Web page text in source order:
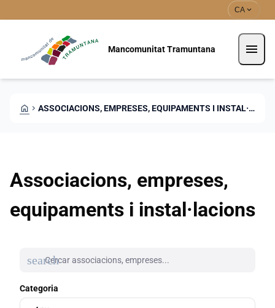
CA expand_more
Mancomunitat Tramuntana menu
HOME CHEVRON_RIGHT ASSOCIACIONS, EMPRESES, EQUIPAMENTS I INSTAL·LACIONS
Associacions, empreses,
equipaments i instal·lacions
Categoria